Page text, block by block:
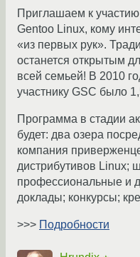
Приглашаем к
Gentoo Linux, кому
«из первых рук».
останется открытым
всей семьей! В 2010
участнику GSC было
Программа в стадии
будет: два озера
компания
дистрибутивов
профессиональные и
доклады; конкурсы;
>>> Подробности